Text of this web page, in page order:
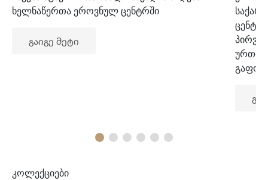
ხელნაწერთა ეროვნულ ცენტრში
გაიგე მეტი
კოლექციები